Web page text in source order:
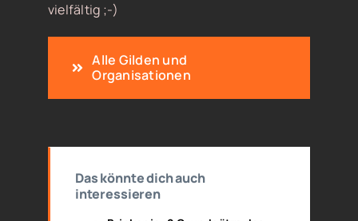
vielfältig ;-)
Alle Gilden und
Organisationen
Das könnte dich auch
interessieren